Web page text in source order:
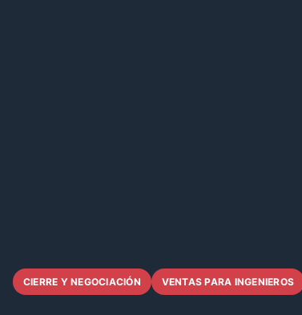
CIERRE Y NEGOCIACIÓN VENTAS PARA INGENIEROS